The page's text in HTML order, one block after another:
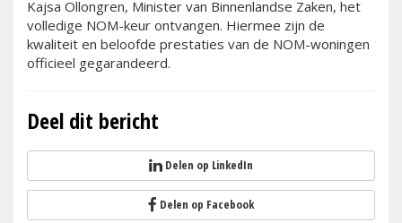
Kajsa Ollongren, Minister van Binnenlandse Zaken, het
volledige NOM-keur ontvangen. Hiermee zijn de
kwaliteit en beloofde prestaties van de NOM-woningen
officieel gegarandeerd.
Deel dit bericht
Delen op LinkedIn
Delen op Facebook